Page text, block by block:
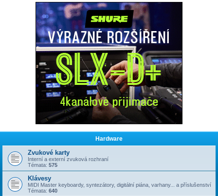
Hardware
Zvukové karty
Interní a externí zvuková rozhraní
Témata: 575
Klávesy
MIDI Master keyboardy, syntezátory, digitální piána, varhany... a příslušenství
Témata: 640